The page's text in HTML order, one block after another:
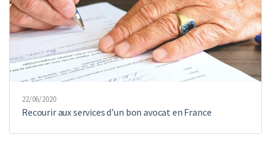
22/06/2020
Recourir aux services d’un bon avocat en France